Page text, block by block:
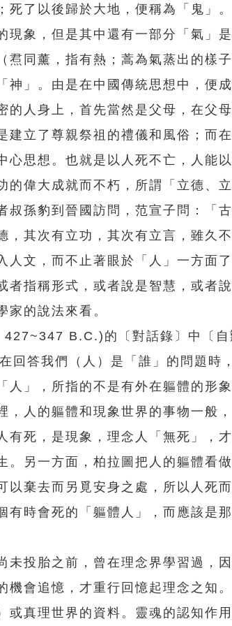
死了以後歸於大地，便稱為「鬼」
現象，但是其中還有一部分「氣」
焄同薰，指有熱；蒿為氣蒸出的樣
神」。由是在中國傳統思想中，便
的人身上，首先當然是父母，在父
建立了尊親祭祖的禮儀和風俗；而
心思想。也就是以人死不亡，人能
的偉大成就而不朽，所謂「立德、
叔孫豹到晉國訪問，范宣子問：「
，其次有立功，其次有立言，雖久
人文，而不止著眼於「人」一方面
指稱形式，或者說是智慧，或者
家的說法來看。
B.C.)的〔對話錄〕中〔自
答我們（人）是「誰」的問題時
人」，所指的不是有外在軀體的形
，人的軀體和現象世界的事物一般
有死，是現象，理念人「無死」，
。另一方面，柏拉圖把人的軀體看
以棄去而另覓安身之處，所以人死
有時會死的「軀體人」，而應該是
投胎之前，曾在理念界學習過，
機會追憶，才重行回憶起理念之知
或真理世界的資料。靈魂的認知作